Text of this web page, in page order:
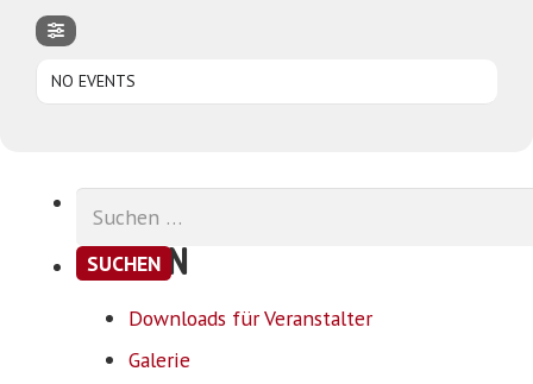
NO EVENTS
nach:
SEITEN
Downloads für Veranstalter
Galerie